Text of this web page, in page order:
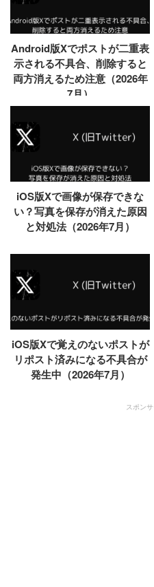
Android版Xでポストが二重表
示される不具合、削除すると
両方消えるため注意（2026年
7月）
iOS版Xで画像が保存できな
い？写真を保存が消えた原因
と対処法（2026年7月）
iOS版Xで覚えのないポストが
リポスト済みになる不具合が
発生中（2026年7月）
スポン